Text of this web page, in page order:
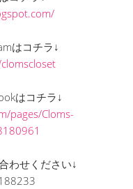
はコチラ↓
はコチラ↓
pages/Cloms-
わせください↓